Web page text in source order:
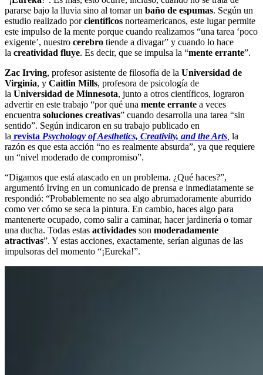
pararse bajo la lluvia sino al tomar un baño de espumas. Según un
estudio realizado porcientíficos norteamericanos, este lugar permite
este impulso de la mente porque cuando realizamos “una tarea ‘poco
exigente’, nuestro cerebro tiende a divagar” y cuando lo hace
la creatividad fluye. Es decir, que se impulsa la “mente errante”.
Zac Irving, profesor asistente de filosofía de la Universidad de
Virginia, y Caitlin Mills, profesora de psicología de
la Universidad de Minnesota, junto a otros científicos, lograron
advertir en este trabajo “por qué una mente errante a veces
encuentra soluciones creativas” cuando desarrolla una tarea “sin
sentido”. Según indicaron en su trabajo publicado en
la revista Psychology of Aesthetics, Creativity, and the Arts la
razón es que esta acción “no es realmente absurda”, ya que requiere
un “nivel moderado de compromiso”.
“Digamos que está atascado en un problema. ¿Qué haces?”,
argumentó Irving en un comunicado de prensa e inmediatamente se
respondió: “Probablemente no sea algo abrumadoramente aburrido
como ver cómo se seca la pintura. En cambio, haces algo para
mantenerte ocupado, como salir a caminar, hacer jardinería o tomar
una ducha. Todas estas actividades son moderadamente
atractivas”. Y estas acciones, exactamente, serían algunas de las
impulsoras del momento “¡Eureka!”.